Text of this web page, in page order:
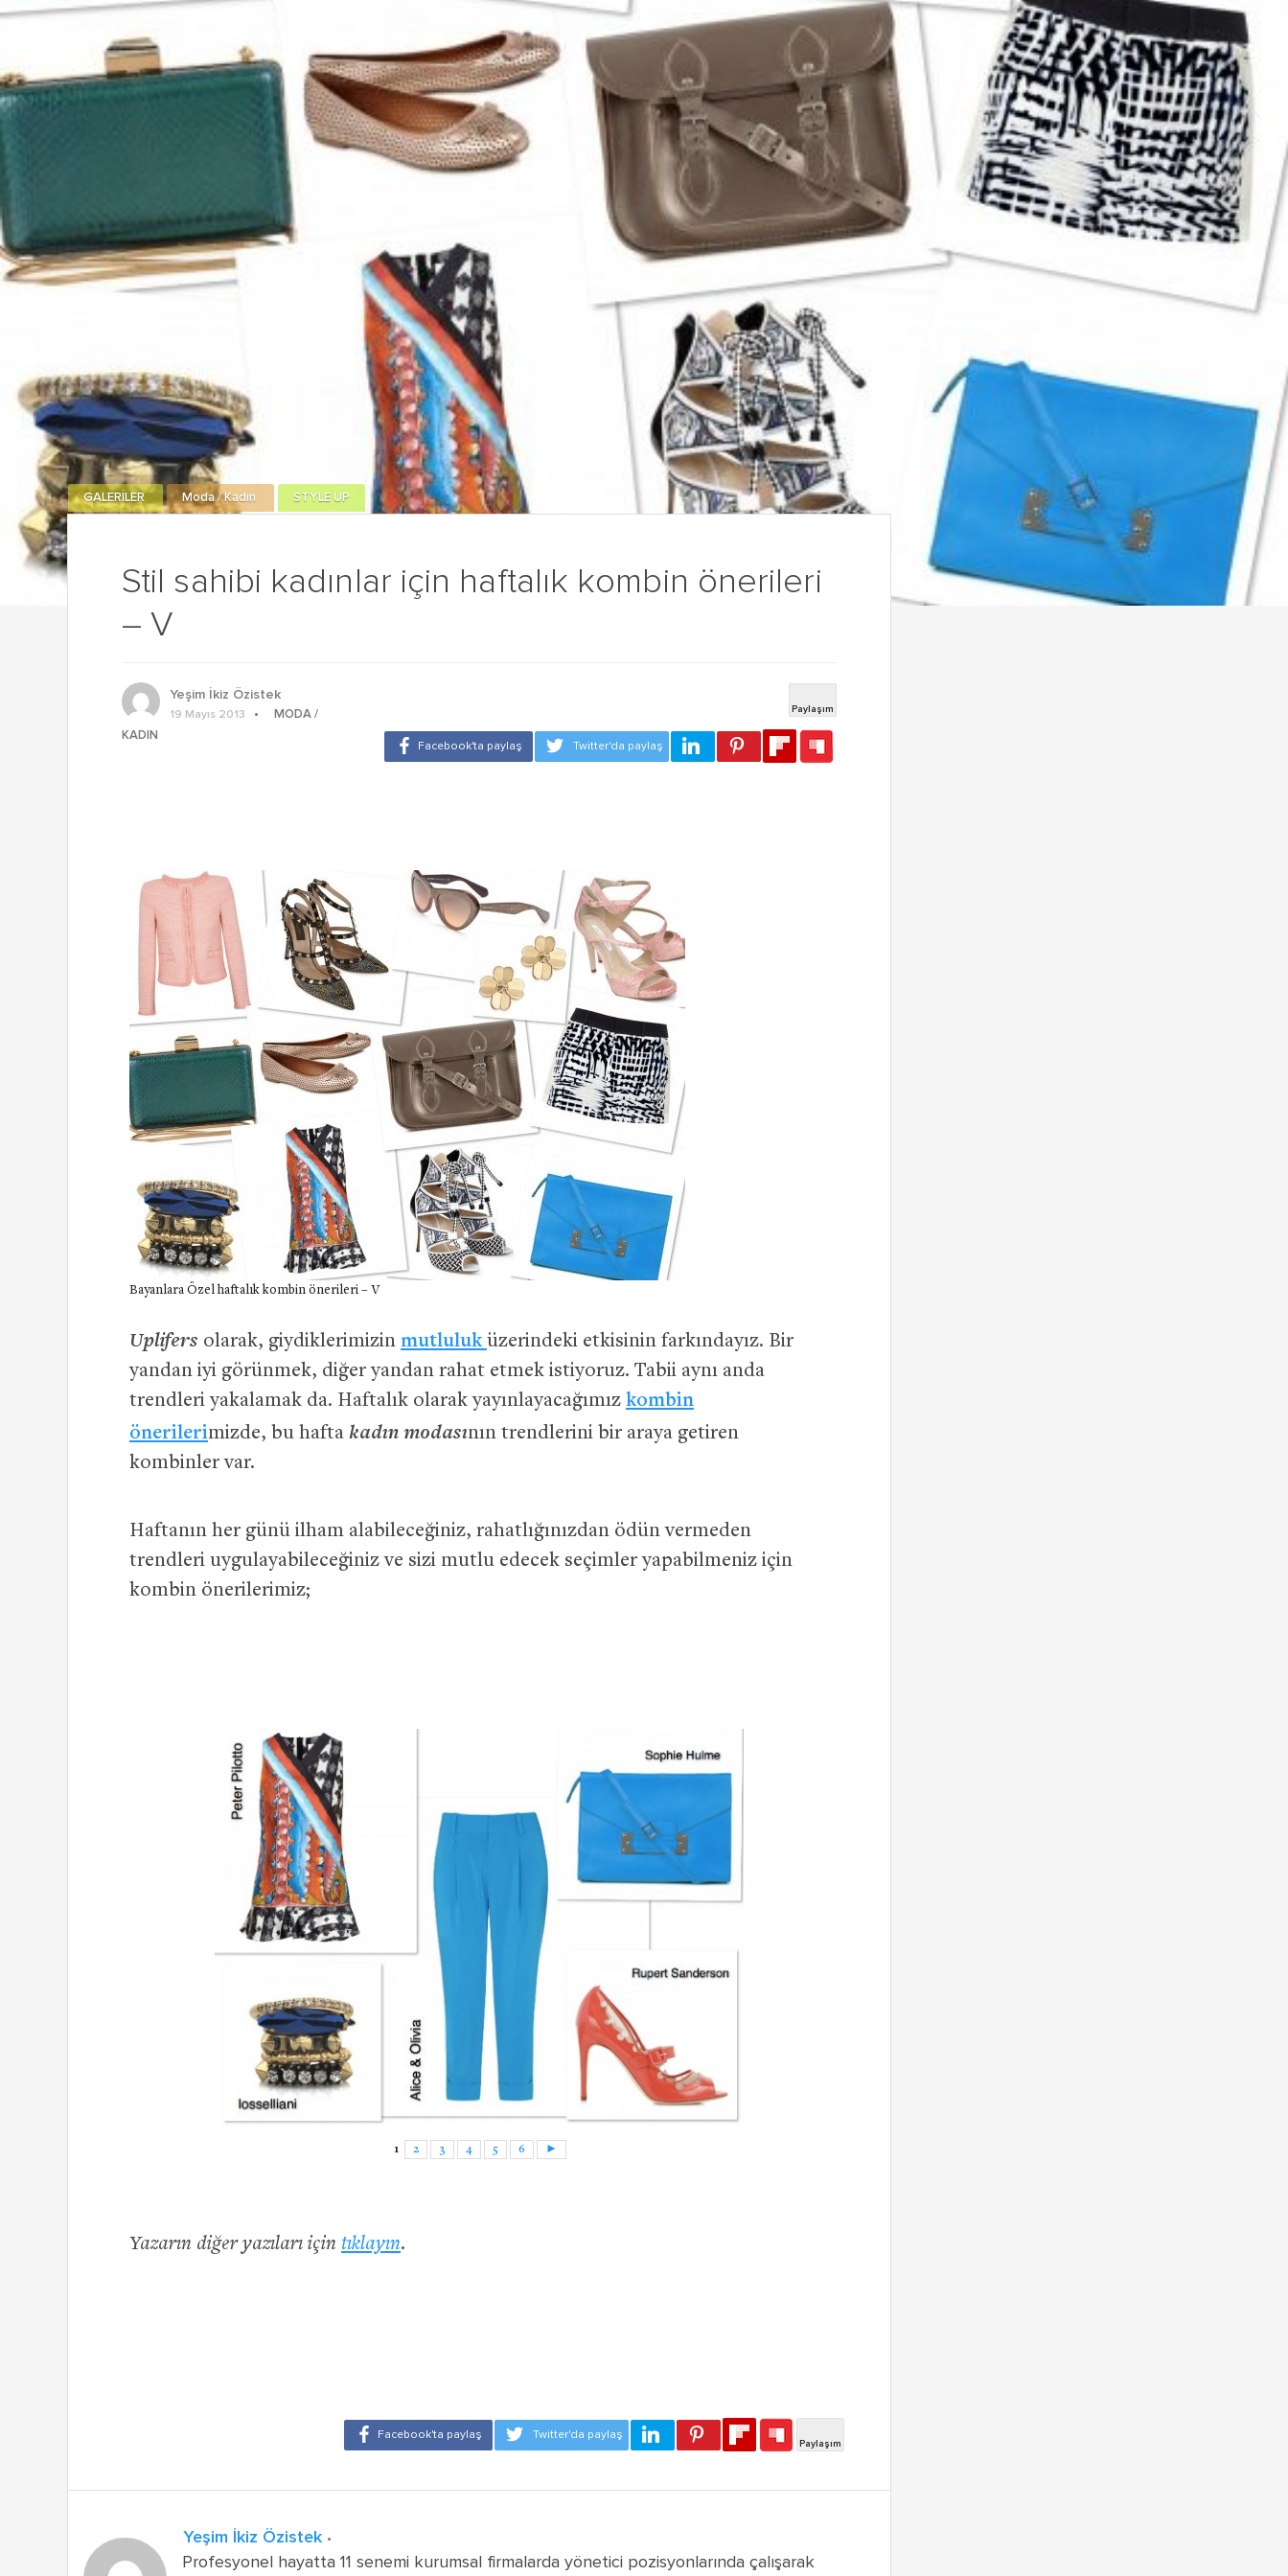
Stil sahibi kadınlar için haftalık kombin önerileri
– V
GALERİLER Moda / Kadın STYLE UP
Yeşim İkiz Özistek
19 Mayıs 2013
MODA /
KADIN
Bayanlara Özel haftalık kombin önerileri – V
Uplifers olarak, giydiklerimizin mutluluk üzerindeki etkisinin farkındayız. Bir
yandan iyi görünmek, diğer yandan rahat etmek istiyoruz. Tabii aynı anda
trendleri yakalamak da. Haftalık olarak yayınlayacağımız kombin
önerilerimizde, bu hafta kadın modasının trendlerini bir araya getiren
kombinler var.
Haftanın her günü ilham alabileceğiniz, rahatlığınızdan ödün vermeden
trendleri uygulayabileceğiniz ve sizi mutlu edecek seçimler yapabilmeniz için
kombin önerilerimiz;
1 2 3 4 5 6 ►
Yazarın diğer yazıları için tıklayın.
Yeşim İkiz Özistek
Profesyonel hayatta 11 senemi kurumsal firmalarda yönetici pozisyonlarında çalışarak